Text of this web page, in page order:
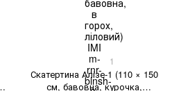
1
Скатертина Алізе-1 (110 × 150
см, бавовна, курочка,